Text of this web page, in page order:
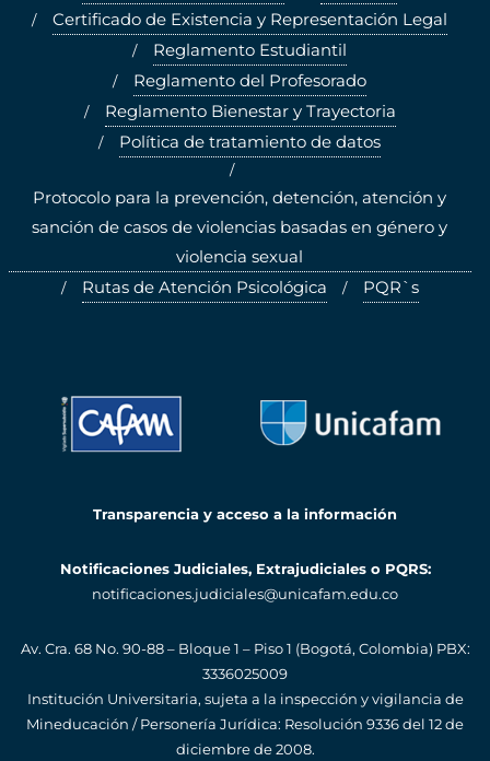
Certificado de Existencia y Representación Legal
Reglamento Estudiantil
Reglamento del Profesorado
Reglamento Bienestar y Trayectoria
Política de tratamiento de datos
Protocolo para la prevención, detención, atención y
sanción de casos de violencias basadas en género y
violencia sexual
Rutas de Atención Psicológica
PQR`s
Transparencia y acceso a la información
Notificaciones Judiciales, Extrajudiciales o PQRS:
notificaciones.judiciales@unicafam.edu.co
Av. Cra. 68 No. 90-88 – Bloque 1 – Piso 1 (Bogotá, Colombia) PBX:
3336025009
Institución Universitaria, sujeta a la inspección y vigilancia de
Mineducación / Personería Jurídica: Resolución 9336 del 12 de
diciembre de 2008.